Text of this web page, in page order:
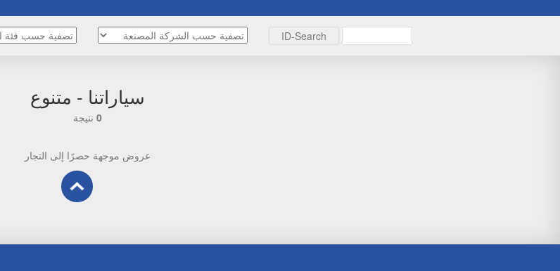
سياراتنا - متنوع
0 نتيجة
عروض موجهة حصرًا إلى التجار